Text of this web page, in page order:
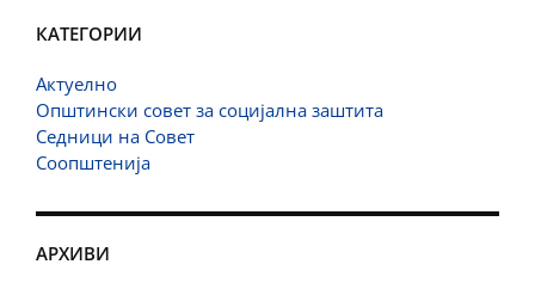
КАТЕГОРИИ
Актуелно
Општински совет за социјална заштита
Седници на Совет
Соопштенија
АРХИВИ